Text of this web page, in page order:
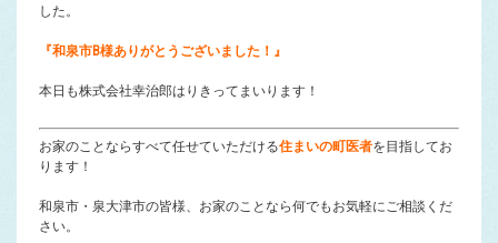
した。
『和泉市B様ありがとうございました！』
本日も株式会社幸治郎はりきってまいります！
お家のことならすべて任せていただける住まいの町医者を目指してお
ります！
和泉市・泉大津市の皆様、お家のことなら何でもお気軽にご相談くだ
さい。